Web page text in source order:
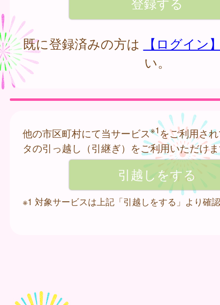
既に登録済みの方は
【ログイン
い。
他の市区町村にて当サービス※1 をご利用さ
タの引っ越し（引継ぎ）をご利用いただけ
※1 対象サービスは上記「引越しをする」より確